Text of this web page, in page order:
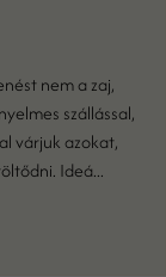
nem a zaj,
szállással,
várjuk azokat,
Ideá...